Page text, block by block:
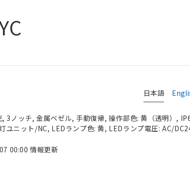
日本語
3ノッチ, 金属ベゼル, 手動復帰, 操作部色: 黄（透明）,
ユニット/NC, LEDランプ色: 黄, LEDランプ電圧: AC/
00:00 情報更新